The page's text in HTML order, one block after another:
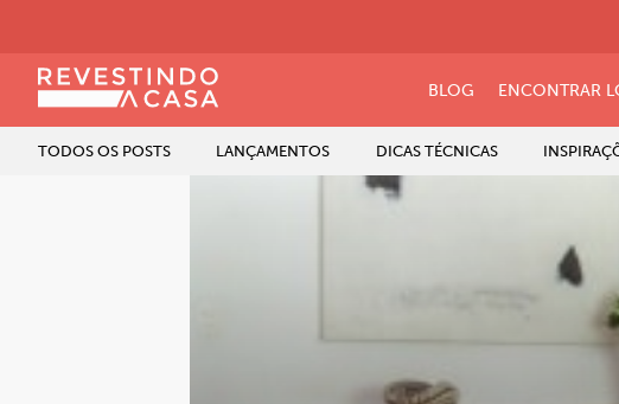
BLOG ENCONTRAR
TODOS OS POSTS LANÇAMENTOS DICAS TÉCNICAS